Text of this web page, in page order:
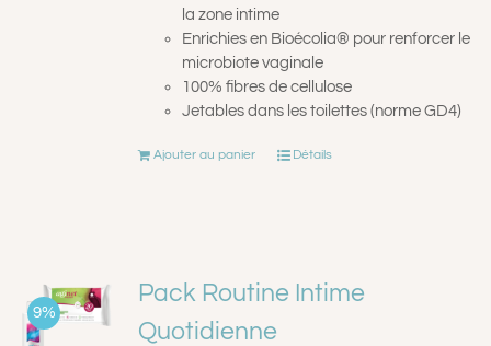
la zone intime
Enrichies en Bioécolia® pour renforcer le
microbiote vaginale
100% fibres de cellulose
Jetables dans les toilettes (norme GD4)
Ajouter au panier Détails
9%
Pack Routine Intime
Quotidienne